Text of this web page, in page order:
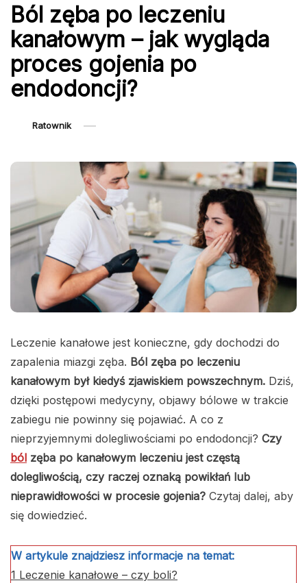
medycznego.
Ból zęba po leczeniu
kanałowym – jak wygląda
proces gojenia po
endodoncji?
Ratownik
Leczenie kanałowe jest konieczne, gdy dochodzi do
zapalenia miazgi zęba. Ból zęba po leczeniu
kanałowym był kiedyś zjawiskiem powszechnym. Dziś,
dzięki postępowi medycyny, objawy bólowe w trakcie
zabiegu nie powinny się pojawiać. A co z
nieprzyjemnymi dolegliwościami po endodoncji? Czy
ból zęba po kanałowym leczeniu jest częstą
dolegliwością, czy raczej oznaką powikłań lub
nieprawidłowości w procesie gojenia? Czytaj dalej, aby
się dowiedzieć.
W artykule znajdziesz informacje na temat:
1 Leczenie kanałowe – czy boli?